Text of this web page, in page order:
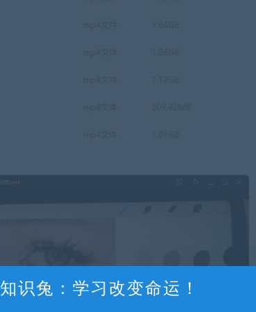
知识兔：学习改变命运！